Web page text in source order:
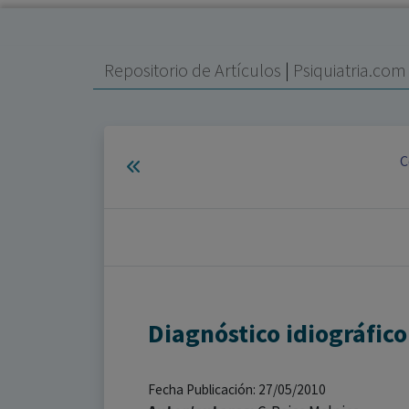
Repositorio de Artículos | Psiquiatria.com
Diagnóstico
Fecha Publicación: 27/05/2010